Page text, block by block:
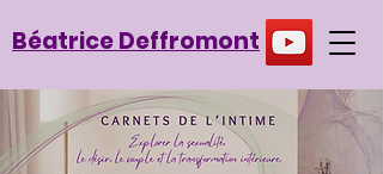
Béatrice Deffromont